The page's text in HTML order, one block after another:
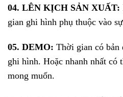
04. LÊN KỊCH SẢN XUẤT:
gian ghi hình phụ thuộc vào
05. DEMO: Thời gian có bản
ghi hình. Hoặc nhanh nhất có
mong muốn.